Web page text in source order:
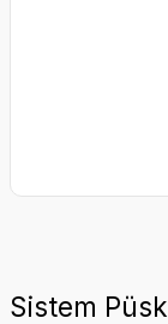
Sistem